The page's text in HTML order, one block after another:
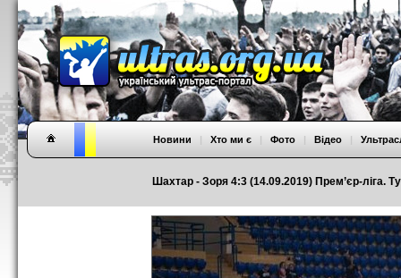
Шахтар - Зоря 4:3 (14.09.2019) Прем’єр-ліга.
Новини | Хто ми є | Фото | Відео |